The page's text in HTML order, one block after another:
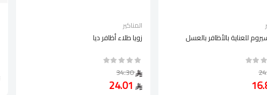
للعناية بالأظافر بالعسل
المناكير
زويا طلاء أظافر ديا
34.30
24.01